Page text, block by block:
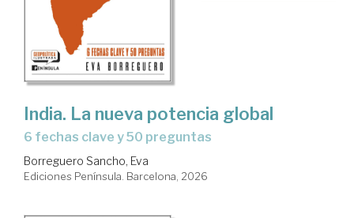
India. La nueva potencia global
6 fechas clave y 50 preguntas
Borreguero Sancho, Eva
Ediciones Península. Barcelona, 2026